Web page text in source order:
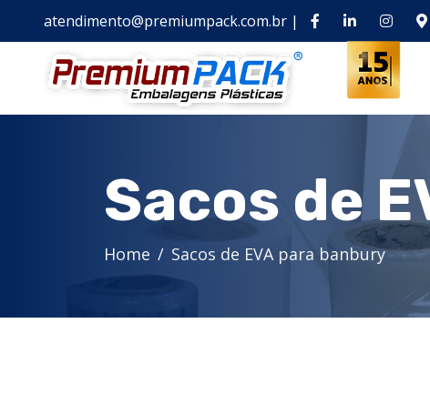
atendimento@premiumpack.com.br |
Sacos de
Home Sacos de EVA para banbury